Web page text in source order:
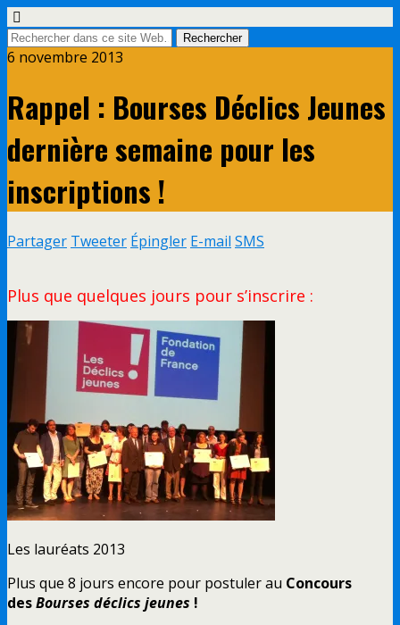
6 novembre 2013
Rappel : Bourses Déclics Jeunes
dernière semaine pour les
inscriptions !
Partager Tweeter Épingler E-mail SMS
Plus que quelques jours pour s’inscrire :
Les lauréats 2013
Plus que 8 jours encore pour postuler au Concours
desBourses déclics jeunes !